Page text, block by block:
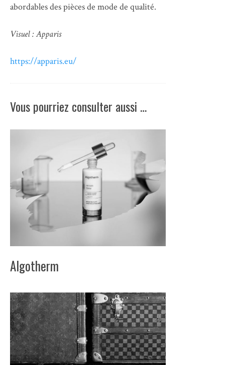
abordables des pièces de mode de qualité.
Visuel : Apparis
https://apparis.eu/
Vous pourriez consulter aussi …
Algotherm